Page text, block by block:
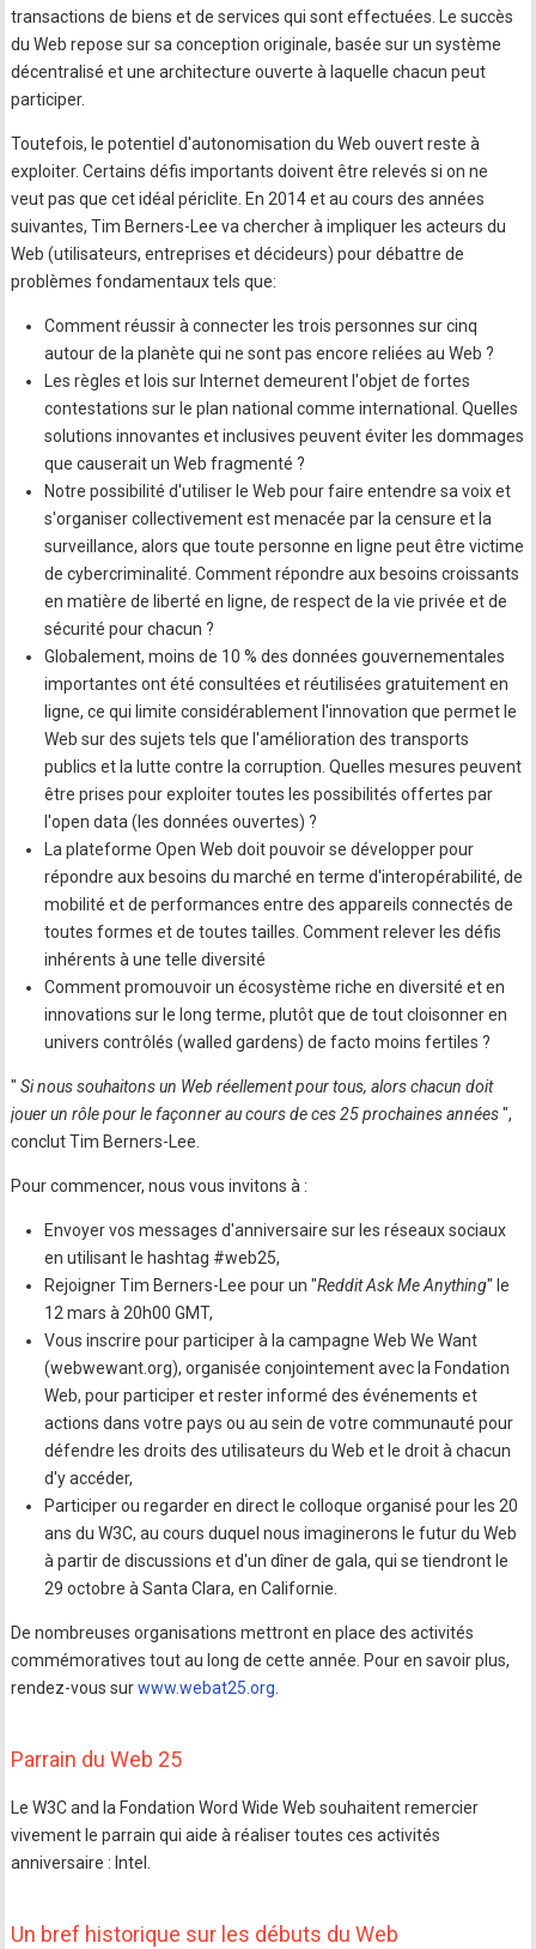
transactions de biens et de services qui sont effectuées. Le succès
du Web repose sur sa conception originale, basée sur un système
décentralisé et une architecture ouverte à laquelle chacun peut
participer.
Toutefois, le potentiel d'autonomisation du Web ouvert reste à
exploiter. Certains défis importants doivent être relevés si on ne
veut pas que cet idéal périclite. En 2014 et au cours des années
suivantes, Tim Berners-Lee va chercher à impliquer les acteurs du
Web (utilisateurs, entreprises et décideurs) pour débattre de
problèmes fondamentaux tels que:
Comment réussir à connecter les trois personnes sur cinq
autour de la planète qui ne sont pas encore reliées au Web ?
Les règles et lois sur Internet demeurent l'objet de fortes
contestations sur le plan national comme international. Quelles
solutions innovantes et inclusives peuvent éviter les dommages
que causerait un Web fragmenté ?
Notre possibilité d'utiliser le Web pour faire entendre sa voix et
s'organiser collectivement est menacée par la censure et la
surveillance, alors que toute personne en ligne peut être victime
de cybercriminalité. Comment répondre aux besoins croissants
en matière de liberté en ligne, de respect de la vie privée et de
sécurité pour chacun ?
Globalement, moins de 10 % des données gouvernementales
importantes ont été consultées et réutilisées gratuitement en
ligne, ce qui limite considérablement l'innovation que permet le
Web sur des sujets tels que l'amélioration des transports
publics et la lutte contre la corruption. Quelles mesures peuvent
être prises pour exploiter toutes les possibilités offertes par
l'open data (les données ouvertes) ?
La plateforme Open Web doit pouvoir se développer pour
répondre aux besoins du marché en terme d'interopérabilité, de
mobilité et de performances entre des appareils connectés de
toutes formes et de toutes tailles. Comment relever les défis
inhérents à une telle diversité
Comment promouvoir un écosystème riche en diversité et en
innovations sur le long terme, plutôt que de tout cloisonner en
univers contrôlés (walled gardens) de facto moins fertiles ?
" Si nous souhaitons un Web réellement pour tous, alors chacun doit
jouer un rôle pour le façonner au cours de ces 25 prochaines années",
conclut Tim Berners-Lee.
Pour commencer, nous vous invitons à :
Envoyer vos messages d'anniversaire sur les réseaux sociaux
en utilisant le hashtag #web25,
Rejoigner Tim Berners-Lee pour un "Reddit Ask Me Anything" le
12 mars à 20h00 GMT,
Vous inscrire pour participer à la campagne Web We Want
(webwewant.org), organisée conjointement avec la Fondation
Web, pour participer et rester informé des événements et
actions dans votre pays ou au sein de votre communauté pour
défendre les droits des utilisateurs du Web et le droit à chacun
d'y accéder,
Participer ou regarder en direct le colloque organisé pour les 20
ans du W3C, au cours duquel nous imaginerons le futur du Web
à partir de discussions et d'un dîner de gala, qui se tiendront le
29 octobre à Santa Clara, en Californie.
De nombreuses organisations mettront en place des activités
commémoratives tout au long de cette année. Pour en savoir plus,
rendez-vous surwww.webat25.org
Parrain du Web 25
Le W3C and la Fondation Word Wide Web souhaitent remercier
vivement le parrain qui aide à réaliser toutes ces activités
anniversaire : Intel.
Un bref historique sur les débuts du Web